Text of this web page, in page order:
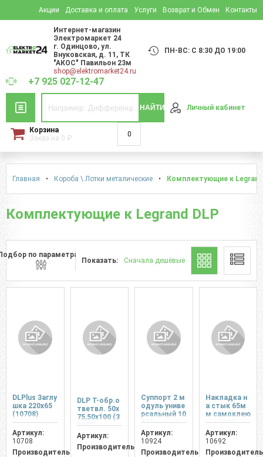
Акции Доставка и оплата Услуги Возврат и Обмен Контакты
Интернет-магазин
Электромаркет 24
г. Одинцово,ул.
Внуковская, д. 11 , ТК
"АКОС" Павильон 23м
shop@elektromarket24.ru
ПН-ВС: С 8:30 ДО 19:00
+7 925 027-12-47
НАЙТИ Личный кабинет
Корзина
Заказ на 0 ₽ 0
Главная • Короба \ Лотки металические • Комплектующие к Legrand
Комплектующие к Legrand DLP
по параметрам
Показать: Сначала дешёвые
DLPlus Заглу
шка 220х65
(10708)
Артикул:
10708
Производитель:
DLP Т-обр.о
тветвл. 50x
75,50x100 (3
0237)
Артикул:
Производитель:
Cуппорт 2 м
одуль униве
рсальный 10
924
Артикул:
10924
Производитель:
Накладка н
а стык 65м
м самоклею
щ 10692
Артикул:
10692